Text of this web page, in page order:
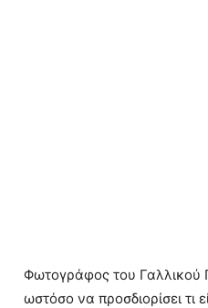
Φωτογράφος του Γαλλικού
ωστόσο να προσδιορίσει τι